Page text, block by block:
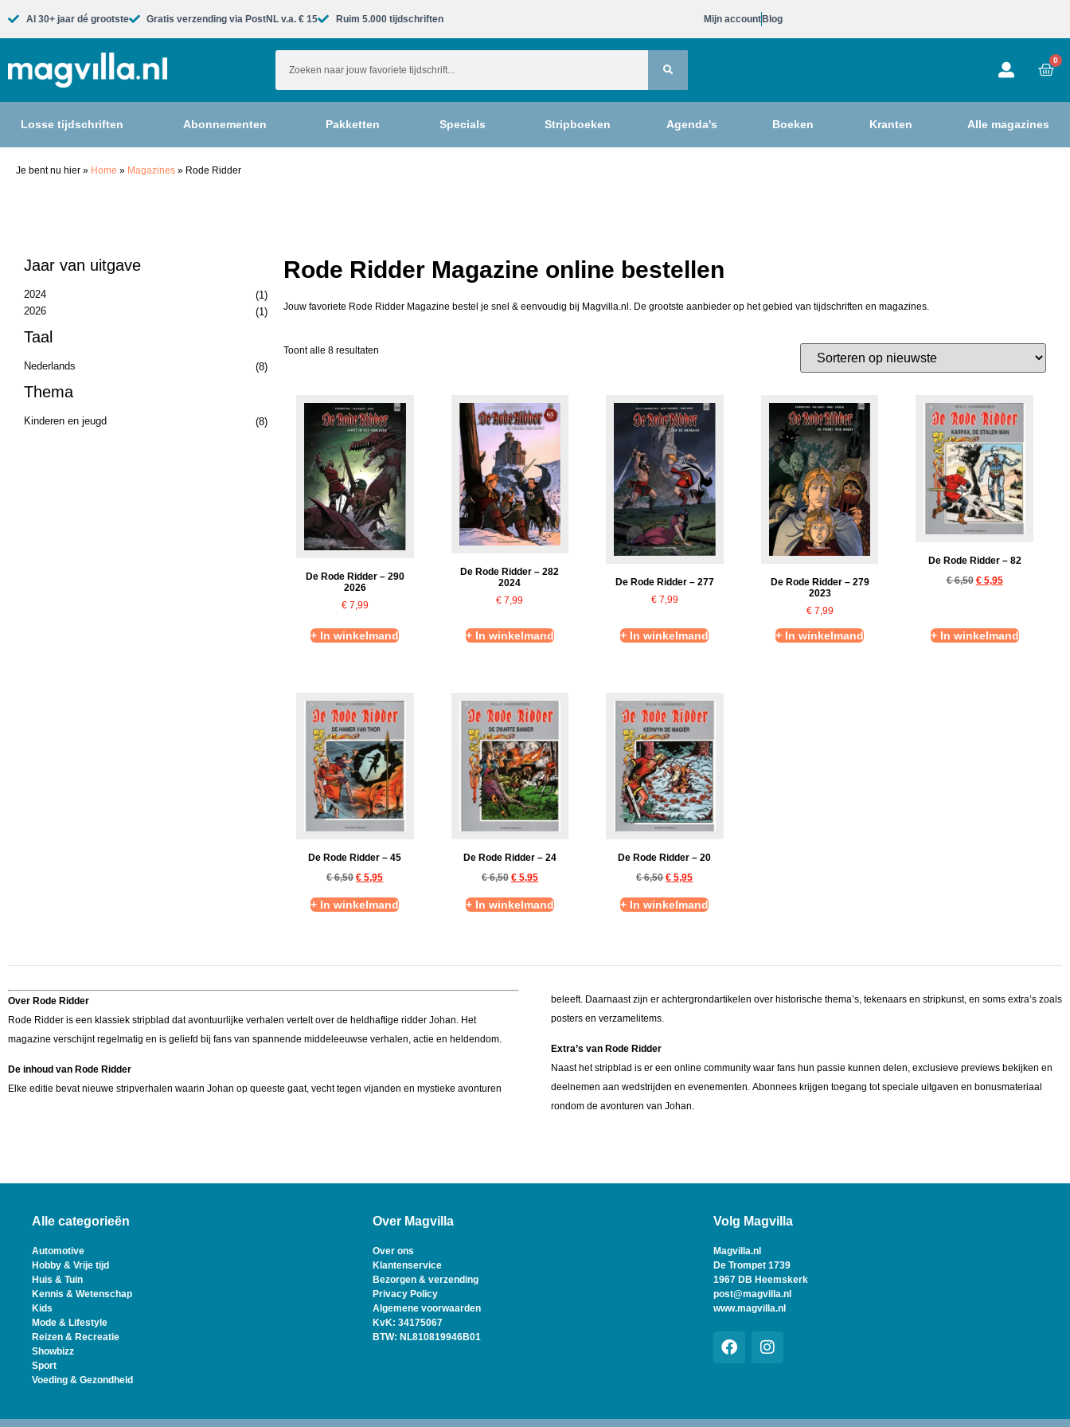
Al 30+ jaar dé grootste​ Gratis verzending via PostNL v.a. € 15 Ruim 5.000 tijdschriften​ Mijn account Blog
0
Losse tijdschriften Abonnementen Pakketten Specials Stripboeken Agenda's Boeken Kranten Alle magazines
Je bent nu hier » Home » Magazines » Rode Ridder
Jaar van uitgave
2024
(1)
2026
(1)
Taal
Nederlands (8)
Thema
Kinderen en jeugd (8)
Rode Ridder Magazine online bestellen
Jouw favoriete Rode Ridder Magazine bestel je snel & eenvoudig bij Magvilla.nl. De grootste aanbieder op het gebied van tijdschriften en magazines.
Toont alle 8 resultaten
De Rode Ridder – 290
2026
€7,99
+ In winkelmand
De Rode Ridder – 282
2024
€ 7,99
+ In winkelmand
De Rode Ridder – 277
€7,99
+ In winkelmand
De Rode Ridder – 279
2023
€7,99
+ In winkelmand
De Rode Ridder – 82
€6,50 €5,95
+ In winkelmand
De Rode Ridder – 45
€6,50 € 5,95
+ In winkelmand
De Rode Ridder – 24
€6,50 €5,95
+ In winkelmand
De Rode Ridder – 20
€6,50 € 5,95
+ In winkelmand
Over Rode Ridder
Rode Ridder is een klassiek stripblad dat avontuurlijke verhalen vertelt over de heldhaftige ridder Johan. Het
magazine verschijnt regelmatig en is geliefd bij fans van spannende middeleeuwse verhalen, actie en heldendom.
De inhoud van Rode Ridder
Elke editie bevat nieuwe stripverhalen waarin Johan op queeste gaat, vecht tegen vijanden en mystieke avonturen
beleeft. Daarnaast zijn er achtergrondartikelen over historische thema’s, tekenaars en stripkunst, en soms extra’s zoals
posters en verzamelitems.
Extra’s van Rode Ridder
Naast het stripblad is er een online community waar fans hun passie kunnen delen, exclusieve previews bekijken en
deelnemen aan wedstrijden en evenementen. Abonnees krijgen toegang tot speciale uitgaven en bonusmateriaal
rondom de avonturen van Johan.
Alle categorieën
Automotive
Hobby & Vrije tijd
Huis & Tuin
Kennis & Wetenschap
Kids
Mode & Lifestyle
Reizen & Recreatie
Showbizz
Sport
Voeding & Gezondheid
Over Magvilla
Over ons
Klantenservice
Bezorgen & verzending
Privacy Policy
Algemene voorwaarden
KvK: 34175067
BTW: NL810819946B01
Volg Magvilla
Magvilla.nl
De Trompet 1739
1967 DB Heemskerk
post@magvilla.nl
www.magvilla.nl